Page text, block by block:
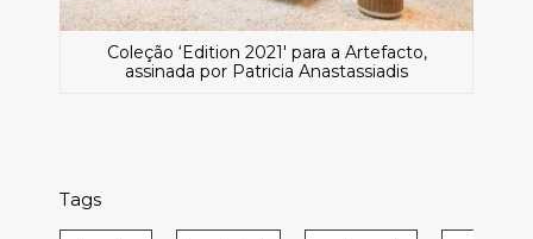
Coleção ‘Edition 2021′ para a Artefacto,
assinada por Patricia Anastassiadis
Tags